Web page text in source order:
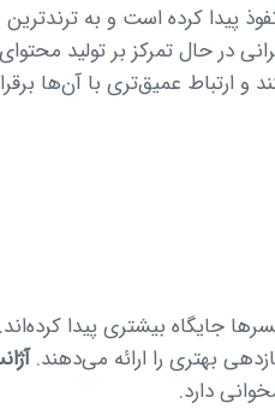
پیدا کرده است و به
در حال تمرکز بر تولید
ارتباط عمیق‌تری با آن‌ها
جایگاه بیشتری پیدا
بهتری را ارائه می‌دهند.
دارد.